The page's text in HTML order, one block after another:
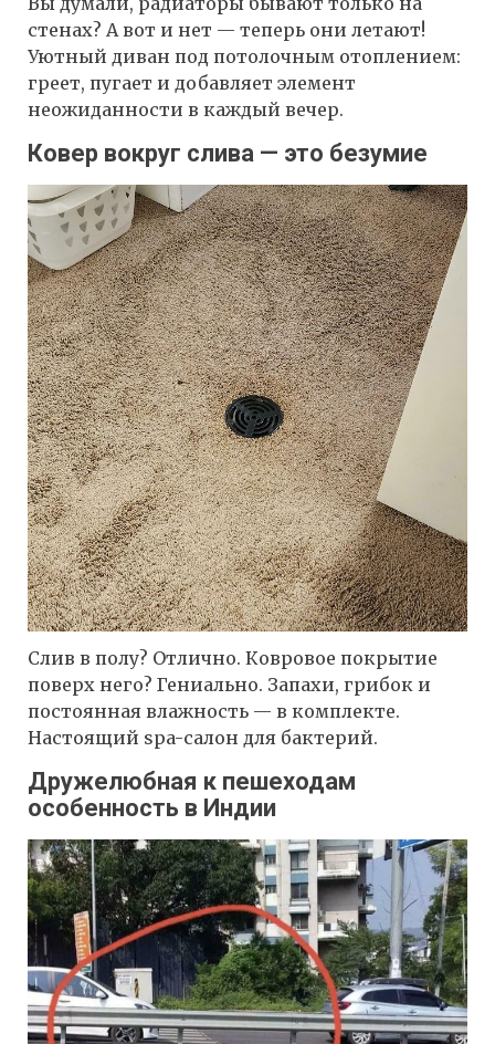
стенах? А вот и нет — теперь они летают!
Уютный диван под потолочным отоплением:
греет, пугает и добавляет элемент
неожиданности в каждый вечер.
Ковер вокруг слива — это безумие
Слив в полу? Отлично. Ковровое покрытие
поверх него? Гениально. Запахи, грибок и
постоянная влажность — в комплекте.
Настоящий spa-салон для бактерий.
Дружелюбная к пешеходам
особенность в Индии